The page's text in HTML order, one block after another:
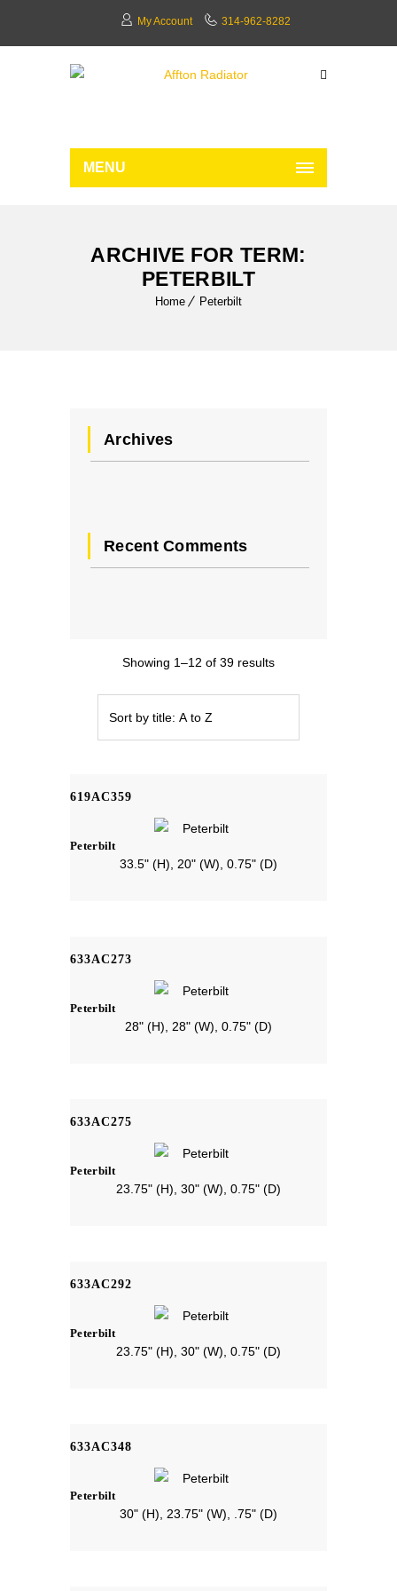
My Account 314-962-8282
MENU
ARCHIVE FOR TERM:
PETERBILT
Home Peterbilt
Archives
Recent Comments
Showing 1–12 of 39 results
619AC359
Peterbilt
33.5" (H), 20" (W), 0.75" (D)
633AC273
Peterbilt
28" (H), 28" (W), 0.75" (D)
633AC275
Peterbilt
23.75" (H), 30" (W), 0.75" (D)
633AC292
Peterbilt
23.75" (H), 30" (W), 0.75" (D)
633AC348
Peterbilt
30" (H), 23.75" (W), .75" (D)